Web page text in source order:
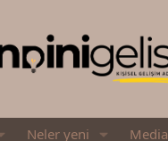
Neler yeni Media